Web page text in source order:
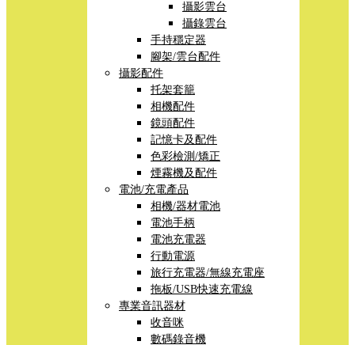
攝影雲台
攝錄雲台
手持穩定器
腳架/雲台配件
攝影配件
托架套籠
相機配件
鏡頭配件
記憶卡及配件
色彩檢測/矯正
煙霧機及配件
電池/充電產品
相機/器材電池
電池手柄
電池充電器
行動電源
旅行充電器/無線充電座
拖板/USB快速充電線
專業音訊器材
收音咪
數碼錄音機